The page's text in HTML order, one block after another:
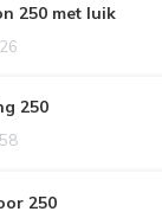
250 met luik
250
250